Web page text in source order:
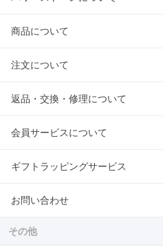
商品について
注文について
返品・交換・修理について
会員サービスについて
ギフトラッピングサービス
お問い合わせ
その他